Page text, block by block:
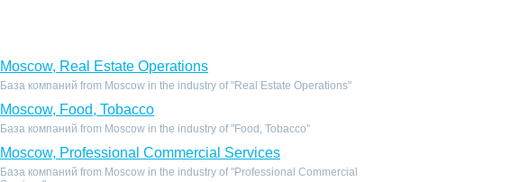
Moscow, Real Estate Operations
База компаний from Moscow in the industry of "Real Estate Operations"
Moscow, Food, Tobacco
База компаний from Moscow in the industry of "Food, Tobacco"
Moscow, Professional Commercial Services
База компаний from Moscow in the industry of "Professional Commercial